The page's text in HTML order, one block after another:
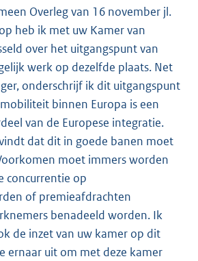
Overleg van 16 november jl.
heb ik met uw Kamer van
over het uitgangspunt van
werk op dezelfde plaats. Net
onderschrijf ik dit uitgangspunt
binnen Europa is een
van de Europese integratie.
dat dit in goede banen moet
moet immers worden
concurrentie op
of premieafdrachten
benadeeld worden. Ik
de inzet van uw kamer op dit
ernaar uit om met deze kamer